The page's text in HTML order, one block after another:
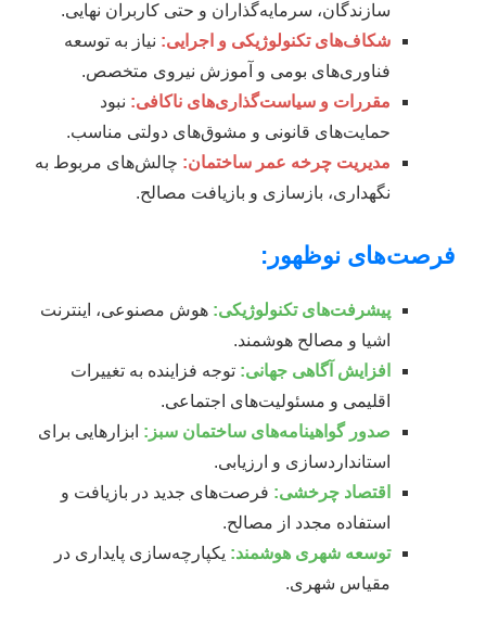
سازندگان، سرمایه‌گذاران و حتی کاربران نهایی.
شکاف‌های تکنولوژیکی و اجرایی: نیاز به توسعه
فناوری‌های بومی و آموزش نیروی متخصص.
مقررات و سیاست‌گذاری‌های ناکافی: نبود
حمایت‌های قانونی و مشوق‌های دولتی مناسب.
مدیریت چرخه عمر ساختمان: چالش‌های مربوط به
نگهداری، بازسازی و بازیافت مصالح.
فرصت‌های نوظهور:
پیشرفت‌های تکنولوژیکی: هوش مصنوعی، اینترنت
اشیا و مصالح هوشمند.
افزایش آگاهی جهانی: توجه فزاینده به تغییرات
اقلیمی و مسئولیت‌های اجتماعی.
صدور گواهینامه‌های ساختمان سبز: ابزارهایی برای
استانداردسازی و ارزیابی.
اقتصاد چرخشی: فرصت‌های جدید در بازیافت و
استفاده مجدد از مصالح.
توسعه شهری هوشمند: یکپارچه‌سازی پایداری در
مقیاس شهری.